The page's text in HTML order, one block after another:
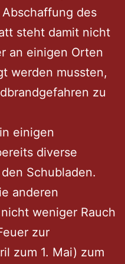
des
steht damit nicht
an einigen Orten
werden mussten,
zu
einigen
diverse
Schubladen.
anderen
weniger Rauch
zur
zum 1. Mai) zum